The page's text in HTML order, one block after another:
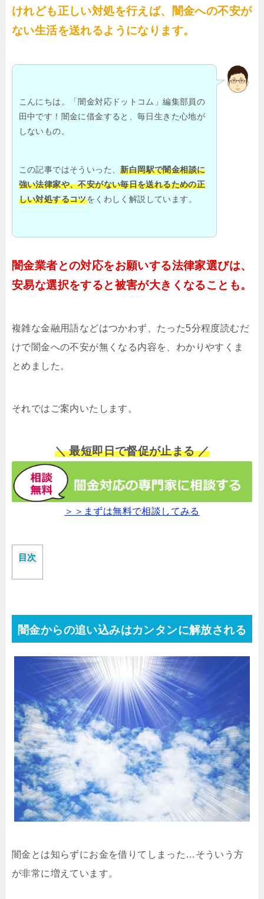
けれども正しい対処を行えば、闇金への不安が
ない生活を送れるようになります。
こんにちは。「闇金対応ドットコム」編集部員の
田中です！闇金に借金すると、毎日生きた心地が
しないもの。
この記事ではそういった、新白岡駅で闇金相談に
強い法律家や、不安がない毎日を送れるための正
しい対処するコツをくわしく解説しています。
闇金業者との対応をお願いする法律家選びは、
安易な選択をすると被害が大きくなることも。
複雑な金融用語などはつかわず、たった5分程度読むだ
けで闇金への不安が無くなる内容を、わかりやすくま
とめました。
それではご案内いたします。
＼ 最短即日で督促が止まる ／
＞＞まずは無料で相談してみる
目次
闇金からの追い込みはカンタンに解放される
闇金とは知らずにお金を借りてしまった…そういう方
が非常に増えています。